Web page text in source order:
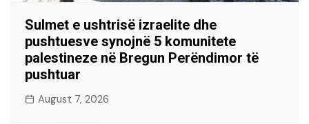
Sulmet e ushtrisë izraelite dhe
pushtuesve synojnë 5 komunitete
palestineze në Bregun Perëndimor të
pushtuar
August 7, 2026